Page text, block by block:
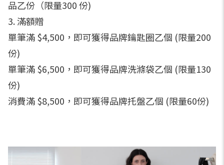
品乙份（限量300 份)
3. 滿額贈
單筆滿 $4,500，即可獲得品牌鑰匙圈乙個 (限量200
份)
單筆滿 $6,500，即可獲得品牌洗滌袋乙個 (限量130
份)
消費滿 $8,500，即可獲得品牌托盤乙個 (限量60份)